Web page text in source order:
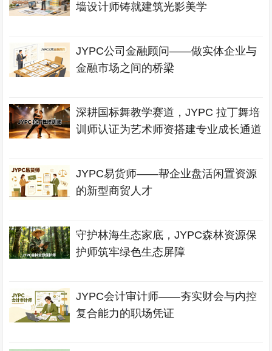
墙设计师铸就建筑光影美学
JYPC公司金融顾问——做实体企业与
金融市场之间的桥梁
深耕国标舞教学赛道，JYPC 拉丁舞培
训师认证为艺术师资搭建专业成长通道
JYPC易货师——帮企业盘活闲置资源
的新型商贸人才
守护林海生态家底，JYPC森林资源保
护师筑牢绿色生态屏障
JYPC会计审计师——夯实财会与内控
复合能力的职场凭证